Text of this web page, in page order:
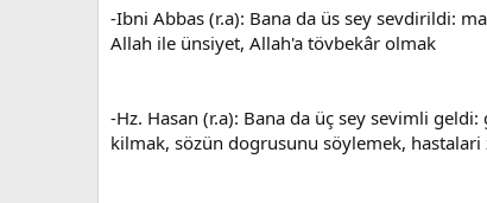
-Ibni Abbas (r.a): Bana da üs sey sevdirildi:
Allah ile ünsiyet, Allah'a tövbekâr olmak
-Hz. Hasan (r.a): Bana da üç sey sevimli geldi:
kilmak, sözün dogrusunu söylemek,